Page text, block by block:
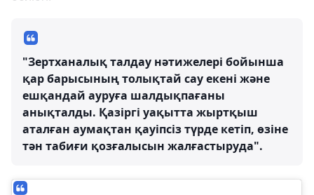
"Зертханалық талдау нәтижелері бойынша
қар барысының толықтай сау екені және
ешқандай ауруға шалдықпағаны
анықталды. Қазіргі уақытта жыртқыш
аталған аумақтан қауіпсіз түрде кетіп, өзіне
тән табиғи қозғалысын жалғастыруда".